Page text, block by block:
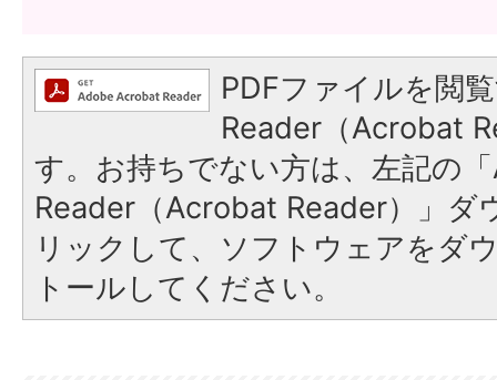
PDFファイルを閲
Reader（Acrobat
す。お持ちでない方は、左記の
Reader（Acrobat Reader）」ダ
リックして、ソフトウェアをダ
トールしてください。